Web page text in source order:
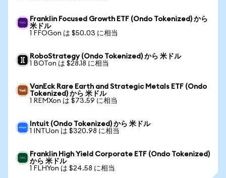
Franklin Focused Growth ETF (Ondo Tokenized) から
米ドル
1 FFOGon は $50.03 に相当
RoboStrategy (Ondo Tokenized) から 米ドル
1 BOTon は $28.18 に相当
VanEck Rare Earth and Strategic Metals ETF (Ondo
Tokenized) から 米ドル
1 REMXon は $73.59 に相当
Intuit (Ondo Tokenized) から 米ドル
1 INTUon は $320.98 に相当
Franklin High Yield Corporate ETF (Ondo Tokenized)
から 米ドル
1 FLHYon は $24.58 に相当